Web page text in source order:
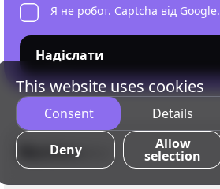
Я не робот. Captcha від Google.
Надіслати
This website uses cookies
Consent Details
Deny Allow
selection